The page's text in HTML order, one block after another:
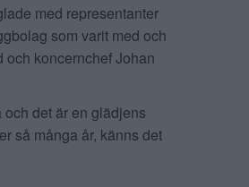
med representanter
som varit med och
och koncernchef Johan
det är en glädjens
så många år, känns det